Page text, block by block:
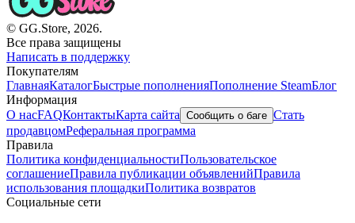
© GG.Store, 2026.
Все права защищены
Написать в поддержку
Покупателям
ГлавнаяКаталогБыстрые пополненияПополнение SteamБлог
Информация
О насFAQКонтактыКарта сайта Сообщить о баге Стать
продавцомРеферальная программа
Правила
Политика конфиденциальностиПользовательское
соглашениеПравила публикации объявленийПравила
использования площадкиПолитика возвратов
Социальные сети